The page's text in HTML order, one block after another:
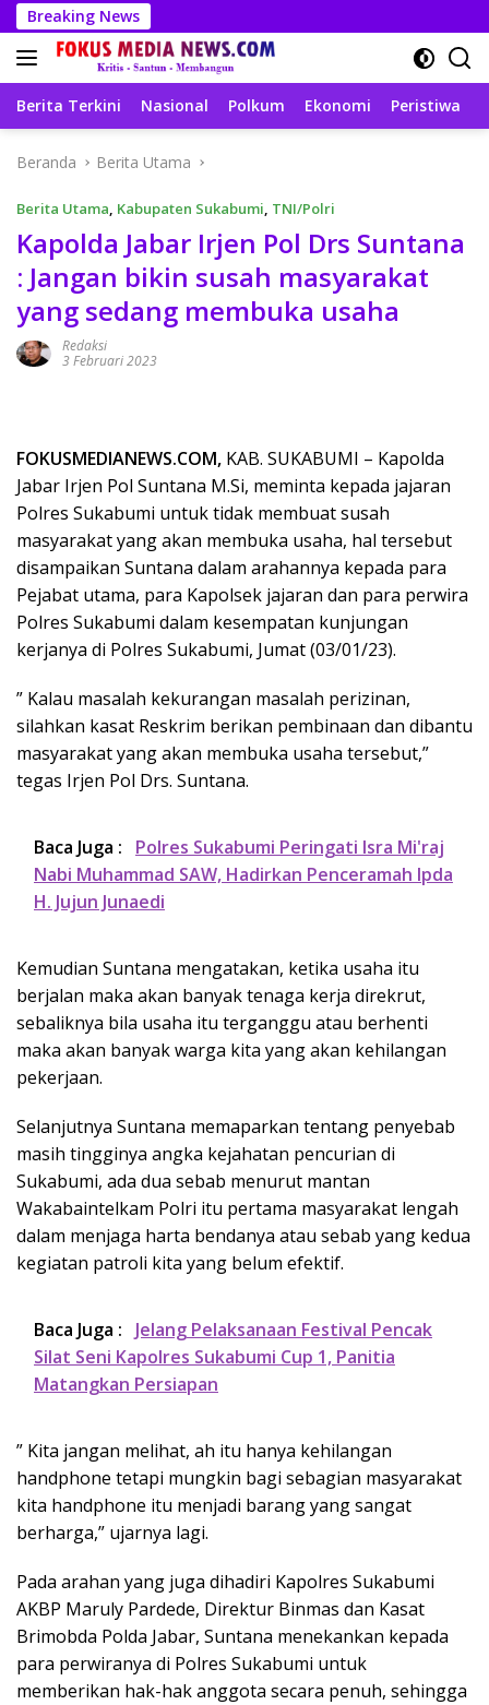
Langsung
ke
konten
Breaking News
Berita Terkini Nasional Polkum Ekonomi Peristiwa
Beranda Berita Utama
Berita Utama, Kabupaten Sukabumi, TNI/Polri
Kapolda Jabar Irjen Pol Drs Suntana
: Jangan bikin susah masyarakat
yang sedang membuka usaha
Redaksi
3 Februari 2023
FOKUSMEDIANEWS.COM, KAB. SUKABUMI – Kapolda
Jabar Irjen Pol Suntana M.Si, meminta kepada jajaran
Polres Sukabumi untuk tidak membuat susah
masyarakat yang akan membuka usaha, hal tersebut
disampaikan Suntana dalam arahannya kepada para
Pejabat utama, para Kapolsek jajaran dan para perwira
Polres Sukabumi dalam kesempatan kunjungan
kerjanya di Polres Sukabumi, Jumat (03/01/23).
” Kalau masalah kekurangan masalah perizinan,
silahkan kasat Reskrim berikan pembinaan dan dibantu
masyarakat yang akan membuka usaha tersebut,”
tegas Irjen Pol Drs. Suntana.
Baca Juga :
Polres Sukabumi Peringati Isra Mi'raj
Nabi Muhammad SAW, Hadirkan Penceramah Ipda
H. Jujun Junaedi
Kemudian Suntana mengatakan, ketika usaha itu
berjalan maka akan banyak tenaga kerja direkrut,
sebaliknya bila usaha itu terganggu atau berhenti
maka akan banyak warga kita yang akan kehilangan
pekerjaan.
Selanjutnya Suntana memaparkan tentang penyebab
masih tingginya angka kejahatan pencurian di
Sukabumi, ada dua sebab menurut mantan
Wakabaintelkam Polri itu pertama masyarakat lengah
dalam menjaga harta bendanya atau sebab yang kedua
kegiatan patroli kita yang belum efektif.
Baca Juga :
Jelang Pelaksanaan Festival Pencak
Silat Seni Kapolres Sukabumi Cup 1, Panitia
Matangkan Persiapan
” Kita jangan melihat, ah itu hanya kehilangan
handphone tetapi mungkin bagi sebagian masyarakat
kita handphone itu menjadi barang yang sangat
berharga,” ujarnya lagi.
Pada arahan yang juga dihadiri Kapolres Sukabumi
AKBP Maruly Pardede, Direktur Binmas dan Kasat
Brimobda Polda Jabar, Suntana menekankan kepada
para perwiranya di Polres Sukabumi untuk
memberikan hak-hak anggota secara penuh, sehingga